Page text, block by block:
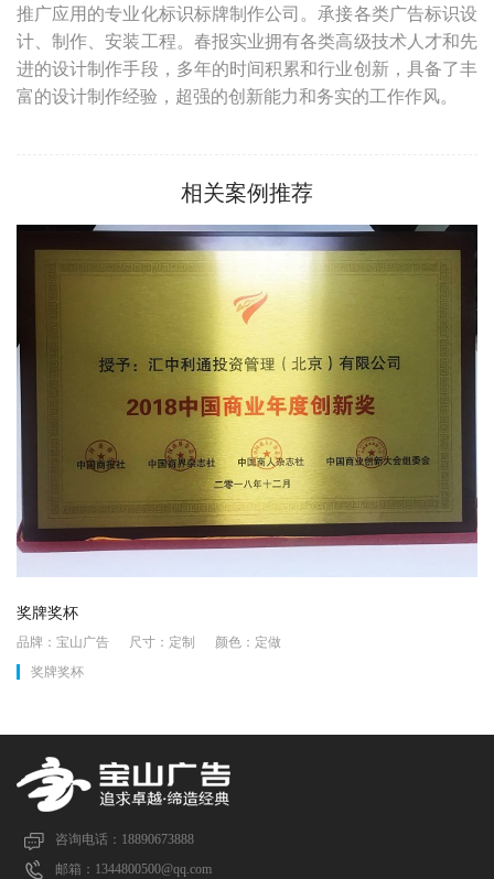
推广应用的专业化标识标牌制作公司。承接各类广告标识设
计、制作、安装工程。春报实业拥有各类高级技术人才和先
进的设计制作手段，多年的时间积累和行业创新，具备了丰
富的设计制作经验，超强的创新能力和务实的工作作风。
相关案例推荐
奖牌奖杯
品牌：宝山广告 尺寸：定制 颜色：定做
奖牌奖杯
咨询电话：18890673888
邮箱：1344800500@qq.com